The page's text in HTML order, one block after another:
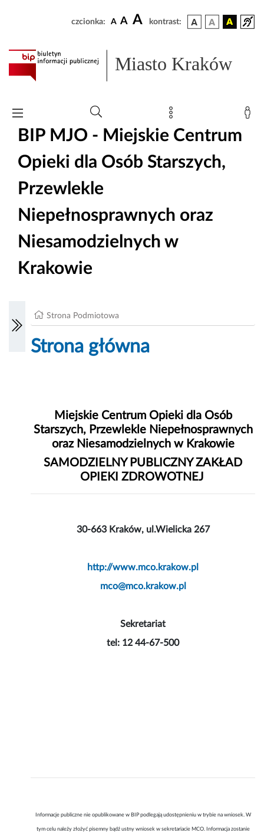
czcionka: A A A kontrast:
Miasto Kraków
BIP MJO - Miejskie Centrum
Opieki dla Osób Starszych,
Przewlekle
Niepełnosprawnych oraz
Niesamodzielnych w
Krakowie
Strona Podmiotowa
Strona główna
Miejskie Centrum Opieki dla Osób
Starszych, Przewlekle Niepełnosprawnych
oraz Niesamodzielnych w Krakowie
SAMODZIELNY PUBLICZNY ZAKŁAD
OPIEKI ZDROWOTNEJ
30-663 Kraków, ul.Wielicka 267
http://www.mco.krakow.pl
mco@mco.krakow.pl
Sekretariat
tel: 12 44-67-500
Informacje publiczne nie opublikowane w BIP podlegają udostępnieniu w trybie na wniosek. W
tym celu należy złożyć pisemny bądź ustny wniosek w sekretariacie MCO. Informacja zostanie